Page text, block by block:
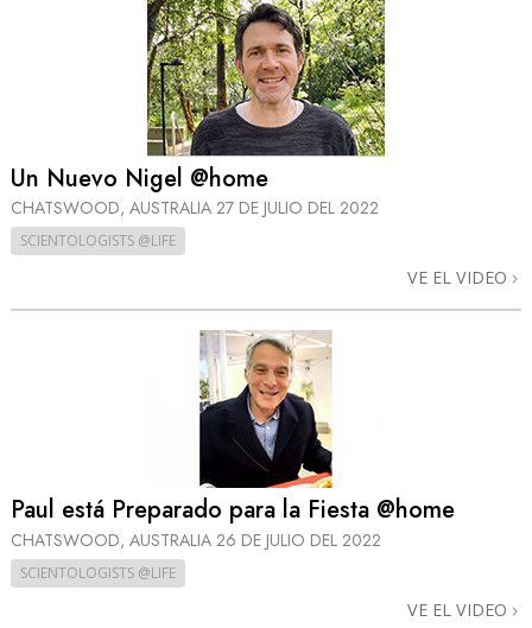
Un Nuevo Nigel @home
CHATSWOOD, AUSTRALIA 27 DE JULIO DEL 2022
SCIENTOLOGISTS @LIFE
VE EL VIDEO
Paul está Preparado para la Fiesta @home
CHATSWOOD, AUSTRALIA 26 DE JULIO DEL 2022
SCIENTOLOGISTS @LIFE
VE EL VIDEO